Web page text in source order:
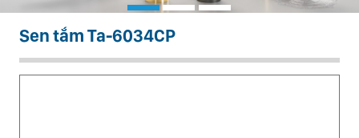
Sen tắm Ta-6034CP